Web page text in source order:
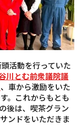
活動を行っていた
川とむ前衆議院議
、車から激励をいた
。これからもとも
後は、喫茶グラン
ンドをいただきま